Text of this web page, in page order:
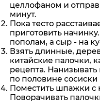
целлофаном и
минут.
Пока тесто
приготовить
пополам, а сыр - на
Взять длинные,
китайские палочки,
рецепта.
по половине
Поместить шпажки с
Поворачивать